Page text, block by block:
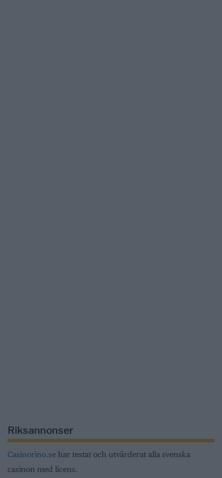
Riksannonser
Casinorino.se har testat och utvärderat alla svenska
casinon med licens.